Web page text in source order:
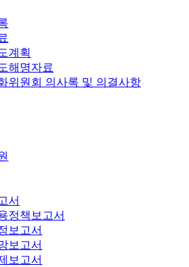
계획
해명자료
위원회 의사록 및 의결사항
서
정책보고서
보고서
보고서
보고서